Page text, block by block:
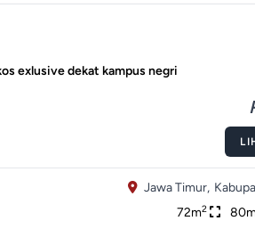
exlusive dekat kampus negri
Jawa Timur,
72m2